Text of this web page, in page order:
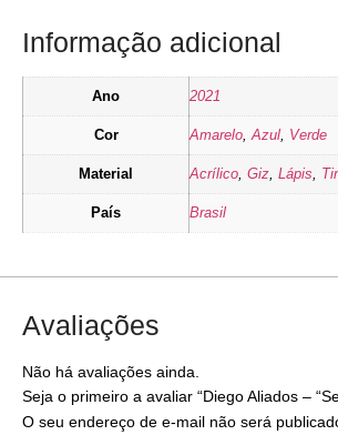
Informação adicional
Ano 2021
Cor Amarelo Azul Verde
Material Acrílico Giz Lápis
País Brasil
Avaliações
Não há avaliações ainda.
Seja o primeiro a avaliar “Diego Aliados –
O seu endereço de e-mail não será